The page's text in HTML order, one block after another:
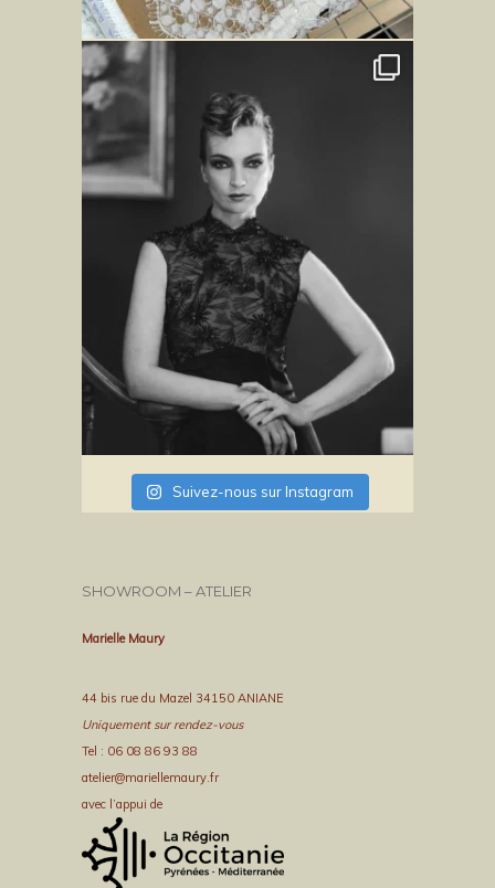
Suivez-nous sur Instagram
SHOWROOM – ATELIER
Marielle Maury
44 bis rue du Mazel 34150 ANIANE
Uniquement sur rendez-vous
Tel : 06 08 86 93 88
atelier@mariellemaury.fr
avec l’appui de